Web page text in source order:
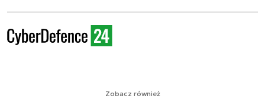
Zobacz również